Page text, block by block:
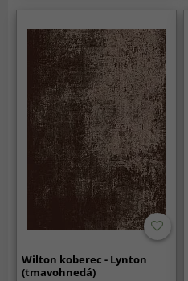
Wilton koberec - Lynton
(tmavohnedá)